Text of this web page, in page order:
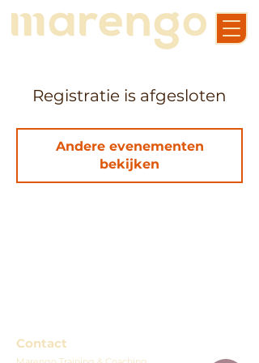
Registratie is afgesloten
Andere evenementen
bekijken
Contact